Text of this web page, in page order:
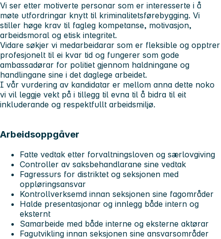
Vi ser etter motiverte personar som er interesserte i å
møte utfordringar knytt til kriminalitetsførebygging. Vi
stiller høge krav til fagleg kompetanse, motivasjon,
arbeidsmoral og etisk integritet.
Vidare søkjer vi medarbeidarar som er fleksible og opptrer
profesjonelt til ei kvar tid og fungerer som gode
ambassadørar for politiet gjennom haldningane og
handlingane sine i det daglege arbeidet.
I vår vurdering av kandidatar er mellom anna dette noko
vi vil leggje vekt på i tillegg til evna til å bidra til eit
inkluderande og respektfullt arbeidsmiljø.
Arbeidsoppgåver
Fatte vedtak etter forvaltningsloven og særlovgiving
Controller av saksbehandlarane sine vedtak
Fagressurs for distriktet og seksjonen med
oppløringsansvar
Kontrollverksemd innan seksjonen sine fagområder
Halde presentasjonar og innlegg både intern og
eksternt
Samarbeide med både interne og eksterne aktørar
Fagutvikling innan seksjonen sine ansvarsområder